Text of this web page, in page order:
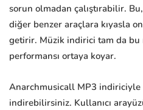
sorun olmadan çalıştırabilir.
diğer benzer araçlara kıyasla
getirir. Müzik indirici tam da bu
performansı ortaya koyar.
Anarchmusicall MP3 indiriciyle
indirebilirsiniz. Kullanıcı